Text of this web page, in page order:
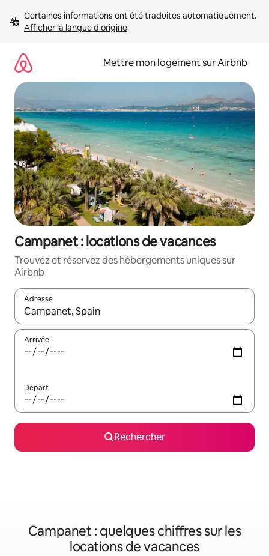
directement
Afficher la langue d'origine
Mettre mon logement sur Airbnb
Campanet : locations de vacances
Trouvez et réservez des hébergements uniques sur
Airbnb
Adresse
Lorsque les résultats s'affichent, utilisez les flèches vers le
Arrivée
Départ
Rechercher
Campanet : quelques chiffres sur les
locations de vacances